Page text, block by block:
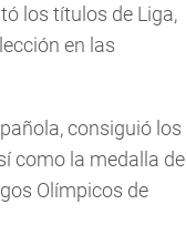
los títulos de Liga,
en las
consiguió los
como la medalla de
Olímpicos de